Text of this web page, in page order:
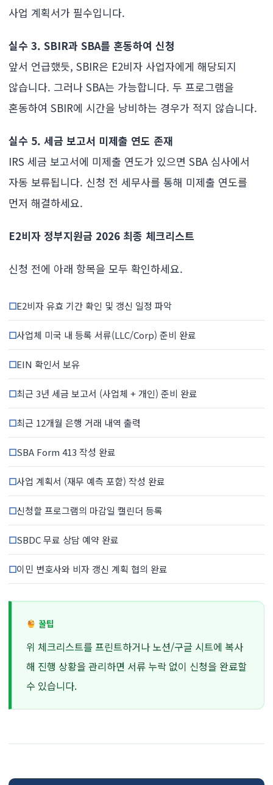
사업 계획서가 필수입니다.
실수 3. SBIR과 SBA를 혼동하여 신청
앞서 언급했듯, SBIR은 E2비자 사업자에게 해당되지
않습니다. 그러나 SBA는 가능합니다. 두 프로그램을
혼동하여 SBIR에 시간을 낭비하는 경우가 적지 않습니다.
실수 5. 세금 보고서 미제출 연도 존재
IRS 세금 보고서에 미제출 연도가 있으면 SBA 심사에서
자동 보류됩니다. 신청 전 세무사를 통해 미제출 연도를
먼저 해결하세요.
E2비자 정부지원금 2026 최종 체크리스트
신청 전에 아래 항목을 모두 확인하세요.
☐E2비자 유효 기간 확인 및 갱신 일정 파악
☐사업체 미국 내 등록 서류(LLC/Corp) 준비 완료
☐EIN 확인서 보유
☐최근 3년 세금 보고서 (사업체 + 개인) 준비 완료
☐최근 12개월 은행 거래 내역 출력
☐SBA Form 413 작성 완료
☐사업 계획서 (재무 예측 포함) 작성 완료
☐신청할 프로그램의 마감일 캘린더 등록
☐SBDC 무료 상담 예약 완료
☐이민 변호사와 비자 갱신 계획 협의 완료
꿀팁
위 체크리스트를 프린트하거나 노션/구글 시트에 복사
해 진행 상황을 관리하면 서류 누락 없이 신청을 완료할
수 있습니다.